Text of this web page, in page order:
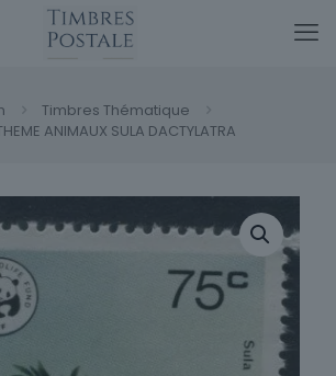
Timbres Thématique
ANIMAUX SULA DACTYLATRA